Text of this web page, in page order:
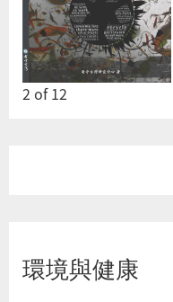
2 of12
環境與健康